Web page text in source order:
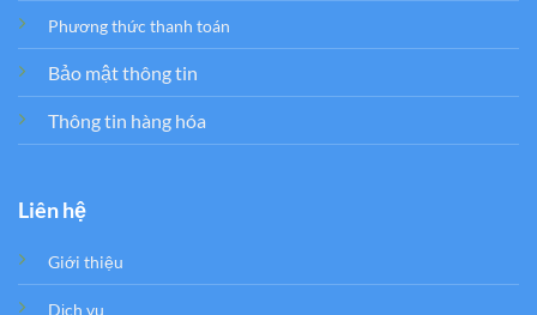
Phương thức thanh toán
Bảo mật thông tin
Thông tin hàng hóa
Liên hệ
Giới thiệu
Dịch vụ